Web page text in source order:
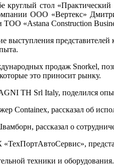
круглый стол
ООО «Вертекс»
ТОО «Astana Construction
выступления
продаж Snorkel,
это приносит рынку.
TH Srl Italy, поделился
Containeх, рассказал об
рассказал о
техники и